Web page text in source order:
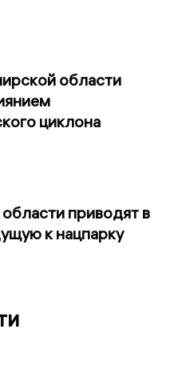
области
циклона
приводят в
к нацпарку